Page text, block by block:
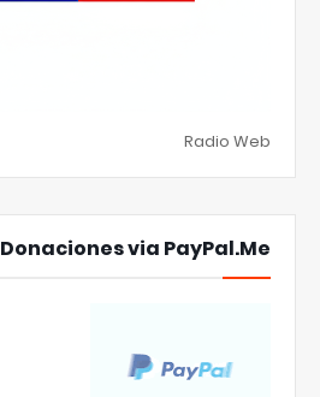
Radio Web
Donaciones via PayPal.Me